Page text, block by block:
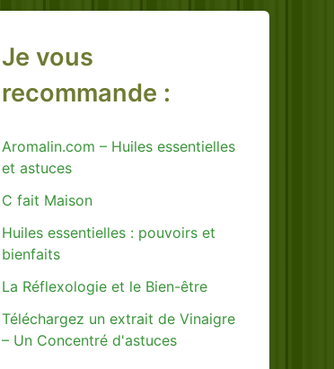
Je vous
recommande :
Aromalin.com – Huiles essentielles
et astuces
C fait Maison
Huiles essentielles : pouvoirs et
bienfaits
La Réflexologie et le Bien-être
Téléchargez un extrait de Vinaigre
– Un Concentré d'astuces